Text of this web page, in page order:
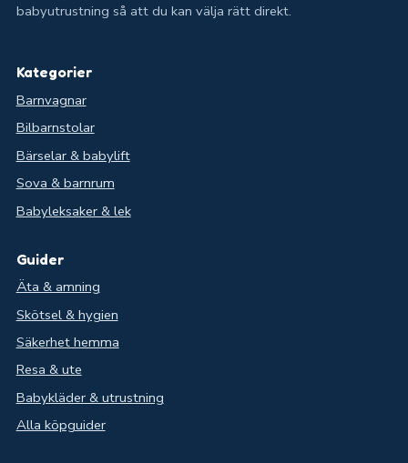
babyutrustning så att du kan välja rätt direkt.
Kategorier
Barnvagnar
Bilbarnstolar
Bärselar & babylift
Sova & barnrum
Babyleksaker & lek
Guider
Äta & amning
Skötsel & hygien
Säkerhet hemma
Resa & ute
Babykläder & utrustning
Alla köpguider